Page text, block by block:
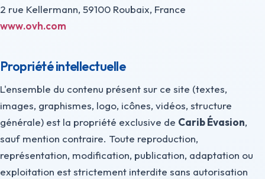
2 rue Kellermann, 59100 Roubaix, France
www.ovh.com
Propriété intellectuelle
L'ensemble du contenu présent sur ce site (textes,
images, graphismes, logo, icônes, vidéos, structure
générale) est la propriété exclusive de Carib Évasion,
sauf mention contraire. Toute reproduction,
représentation, modification, publication, adaptation ou
exploitation est strictement interdite sans autorisation